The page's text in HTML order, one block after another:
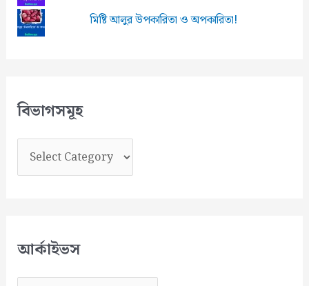
মিষ্টি আলুর উপকারিতা ও অপকারিতা!
বিভাগসমূহ
ভা
হ
আর্কাইভস